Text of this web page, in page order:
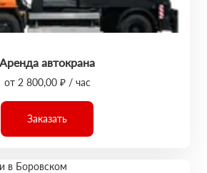
Аренда автокрана
от 2 800,00 ₽ / час
Заказать